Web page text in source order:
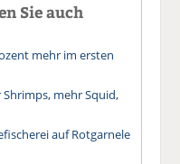
Sie auch
mehr im ersten
mehr Squid,
auf Rotgarnele